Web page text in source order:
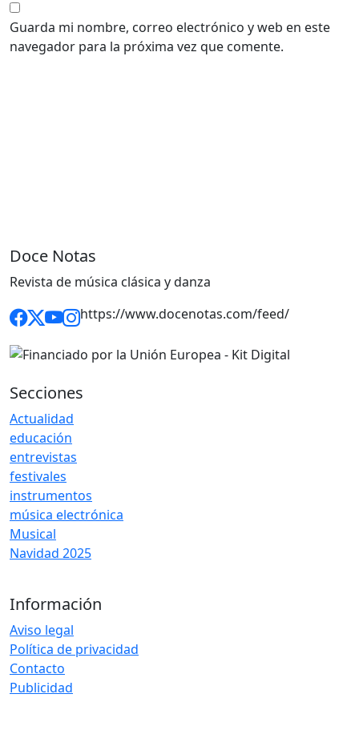
Guarda mi nombre, correo electrónico y web en este
navegador para la próxima vez que comente.
Doce Notas
Revista de música clásica y danza
https://www.docenotas.com/feed/
Secciones
Actualidad
educación
entrevistas
festivales
instrumentos
música electrónica
Musical
Navidad 2025
Información
Aviso legal
Política de privacidad
Contacto
Publicidad